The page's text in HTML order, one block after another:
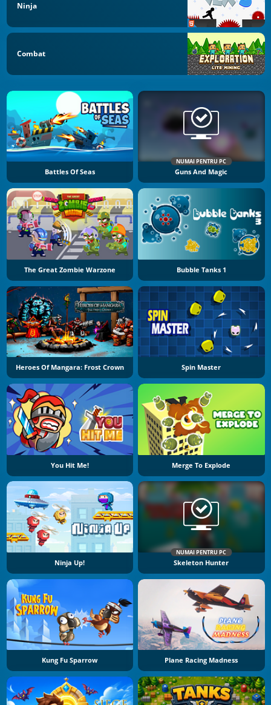
Ninja
Combat
Battles Of Seas
NUMAI PENTRU PC
Guns And Magic
The Great Zombie Warzone Bubble Tanks 1
Heroes Of Mangara: Frost Crown Spin Master
You Hit Me! Merge To Explode
Ninja Up!
NUMAI PENTRU PC
Skeleton Hunter
Kung Fu Sparrow Plane Racing Madness